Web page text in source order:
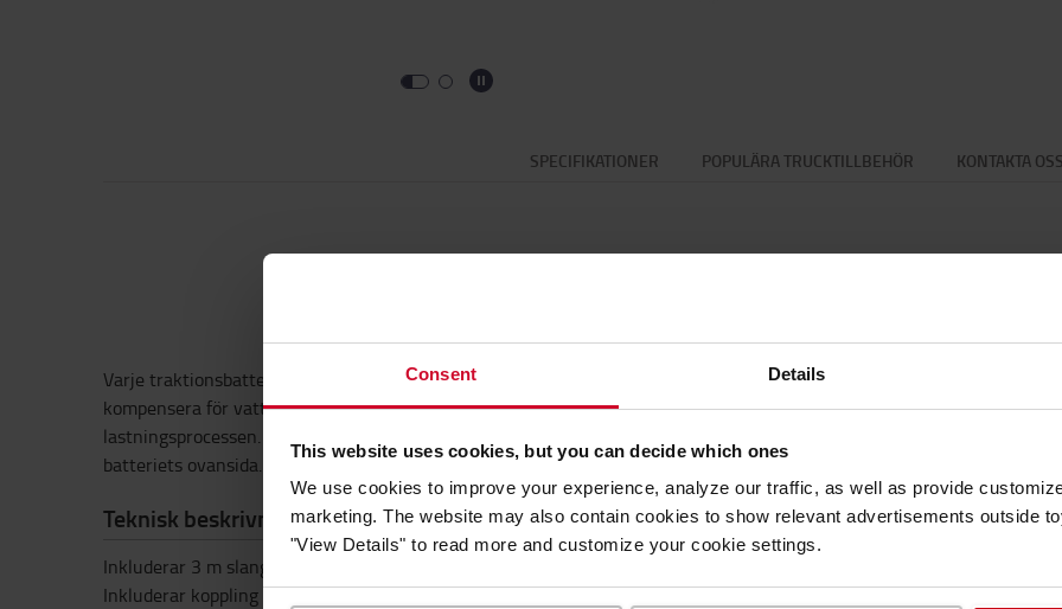
Consent Details
This website uses cookies, but you can decide which ones
We use cookies to improve your experience, analyze our traffic, as well as provide
marketing. The website may also contain cookies to show relevant advertisements outside
"View Details" to read more and customize your cookie settings.
SPECIFIKATIONER POPULÄRA TRUCKTILLBEHÖR KONTAKTA OSS
Varje traktionsbatteri använder vatten. Aquamatic-tunnans påfyllningssystem kan enkelt
kompensera för vattenförluster. Den optimala tidpunkten för att fylla ett batteri är mot slutet av
lastningsprocessen. För optimal funktionalitet bör tunnan placeras på en höjd minst 2 m ovanför
batteriets ovansida. Flödesindikatorn visar när fyllningsprocessen är klar.
Teknisk beskrivning
Inkluderar 3 m slang
Inkluderar koppling och flödesindikator
Höjd:
Bredd